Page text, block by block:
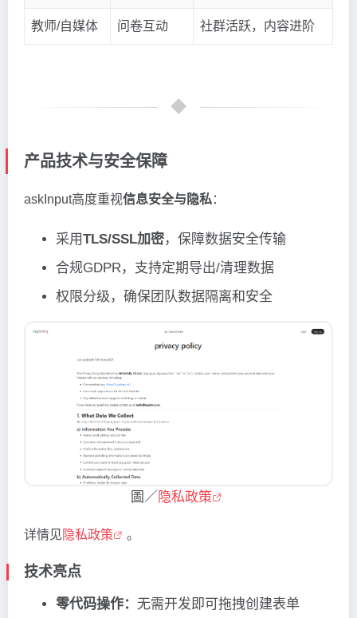
教师/自媒体 问卷互动 社群活跃，内容进阶
产品技术与安全保障
askInput高度重视信息安全与隐私：
采用TLS/SSL加密，保障数据安全传输
合规GDPR，支持定期导出/清理数据
权限分级，确保团队数据隔离和安全
圖／ 隐私政策
详情见 隐私政策 。
技术亮点
零代码操作： 无需开发即可拖拽创建表单